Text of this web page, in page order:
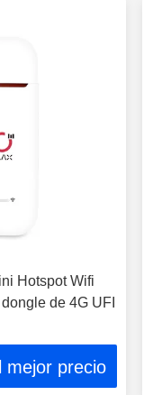
Hotspot Wifi
de 4G UFI
mejor precio